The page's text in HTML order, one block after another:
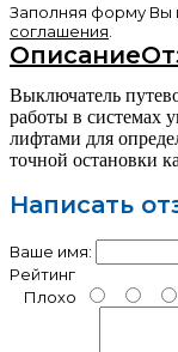
Заполняя форму Вы
соглашения
Описание
Выключатель
работы в системах
лифтами для
точной остановки
Написать
Ваше имя:
Рейтинг
Плохо